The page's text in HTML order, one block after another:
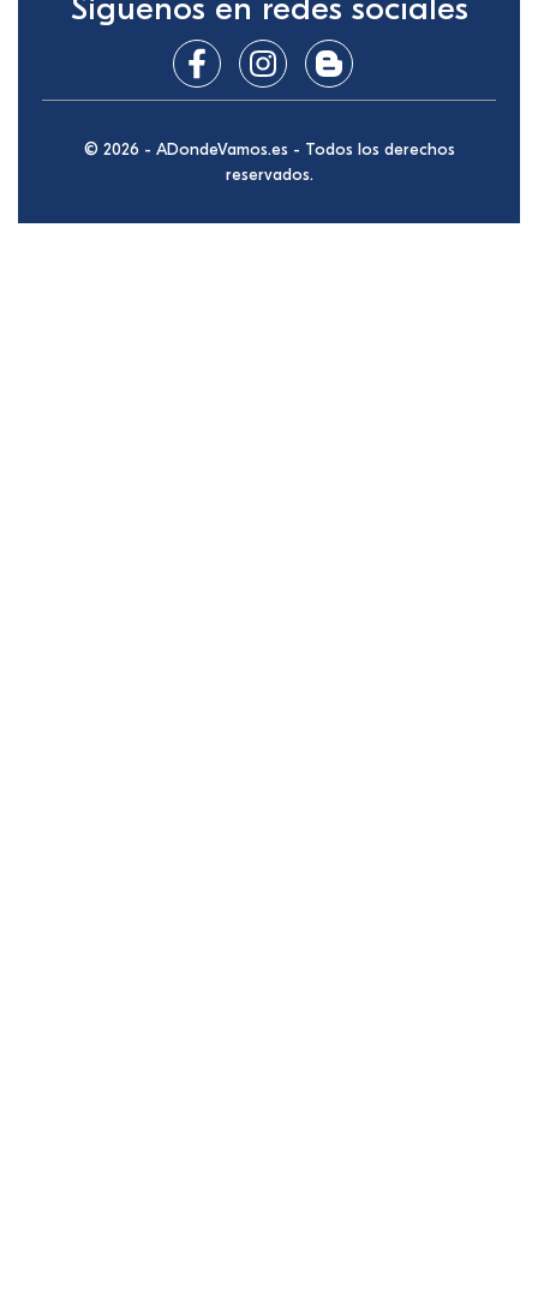
Síguenos en redes sociales
© 2026 - ADondeVamos.es - Todos los derechos
reservados.